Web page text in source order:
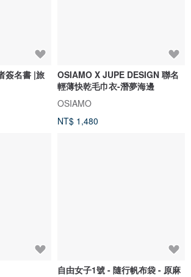
簽名書 |旅
OSIAMO X JUPE DESIGN 聯名
輕薄快乾毛巾衣-潛夢海邊
OSIAMO
NT$ 1,480
自由女子1號 - 隨行帆布袋 - 原麻